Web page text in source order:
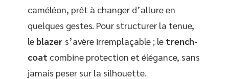
caméléon, prêt à changer d’allure en
quelques gestes. Pour structurer la tenue,
le blazer s’avère irremplaçable ; le trench-
coat combine protection et élégance, sans
jamais peser sur la silhouette.